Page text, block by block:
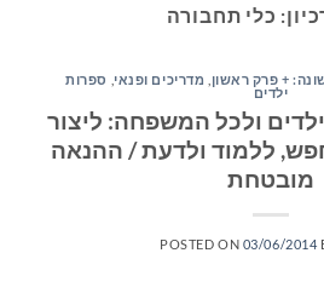
כלי תחבורה
+ פרק ראשון מדריכים ופנאי
ספרות
ילדים
ולכל המשפחה: ליצור
ללמוד ולדעת / ההנאה
מובטחת
POSTED ON 03/06/2014